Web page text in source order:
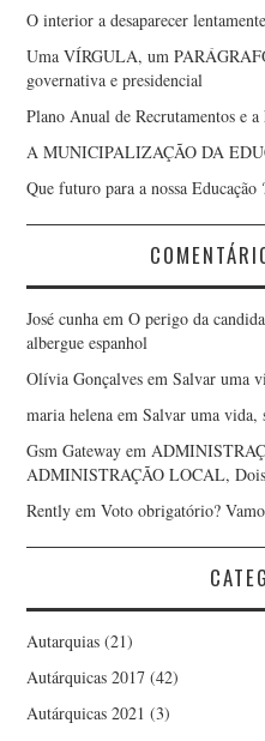
O interior a desaparecer
Uma VÍRGULA, um
governativa e presidencial
Plano Anual de Recrutamentos e
A MUNICIPALIZAÇÃO DA
Que futuro para a nossa
José cunha emO perigo da
albergue espanhol
Olívia Gonçalves emSalvar uma
maria helena emSalvar uma vida,
Gsm Gateway em
ADMINISTRAÇÃO LOCAL, Dois
Rently emVoto obrigatório?
Autarquias (21)
Autárquicas 2017 (42)
Autárquicas 2021 (3)